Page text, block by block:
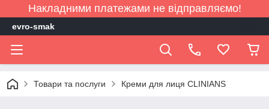
Накладними платежами не відправляємо!
evro-smak
Товари та послуги Креми для лиця CLINIANS